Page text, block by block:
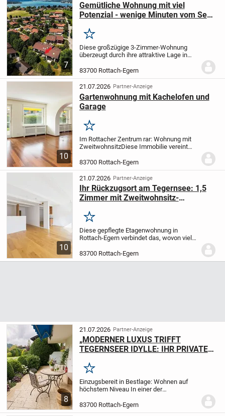
7
Gemütliche Wohnung mit viel
Potenzial - wenige Minuten vom See
Merken
Diese großzügige 3-Zimmer-Wohnung
überzeugt durch ihre attraktive Lage in
Weissachdamm. Der See ist nur etwa 550
Meter entfernt und lädt ebenso wie der
nahegelegene...
83700 Rottach-Egern
10
21.07.2026 Partner-Anzeige
Gartenwohnung mit Kachelofen und
Garage
Merken
Im Rottacher Zentrum rar: Wohnung mit
ZweitwohnsitzDiese Immobilie vereint
seltener anbieten können: ruhige
Zentrums-Lage und Zweitwohnsitz-
Option. Der...
83700 Rottach-Egern
10
21.07.2026 Partner-Anzeige
Ihr Rückzugsort am Tegernsee: 1,5
Zimmer mit Zweitwohnsitz-
Merken
Diese gepflegte Etagenwohnung in
Rottach-Egern verbindet das, wovon viele
Seenähe, hohen Wohnkomfort und ein
Umfeld, das jeden Tag wie Urlaub wirken
83700 Rottach-Egern
8
21.07.2026 Partner-Anzeige
„MODERNER LUXUS TRIFFT
TEGERNSEER IDYLLE: IHR PRIVATER
Merken
Einzugsbereit in Bestlage: Wohnen auf
höchstem Niveau In einer der
Rottach-Egern präsentieren wir Ihnen ein
Juwel, das keine Wünsche offen lässt.
83700 Rottach-Egern